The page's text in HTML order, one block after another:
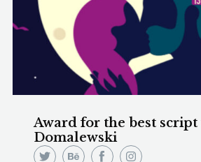
Award for the best
Domalewski